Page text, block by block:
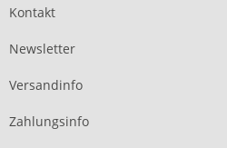
Kontakt
Newsletter
Versandinfo
Zahlungsinfo